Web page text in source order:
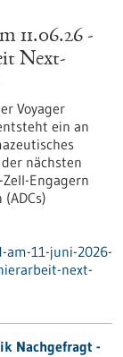
11.06.26 -
Next-
Voyager
ein an
nächsten
Engagern
11-juni-2026-
next-
Nachgefragt -